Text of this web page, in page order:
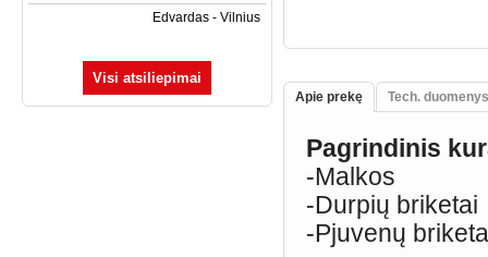
Edvardas - Vilnius
Visi atsiliepimai
Apie prekę Tech. duomenys
Pagrindinis
-Malkos
-Durpių briketai
-Pjuvenų